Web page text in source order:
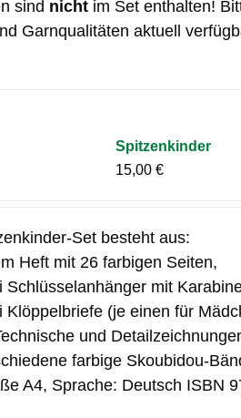
sind nicht im Set enthalten!
Garnqualitäten aktuell
Spitzenkinder
15,00€
Set besteht aus:
Heft mit 26 farbigen Seiten,
Schlüsselanhänger mit
Klöppelbriefe (je einen für
und
farbige Skoubidou-
A4, Sprache: Deutsch ISBN